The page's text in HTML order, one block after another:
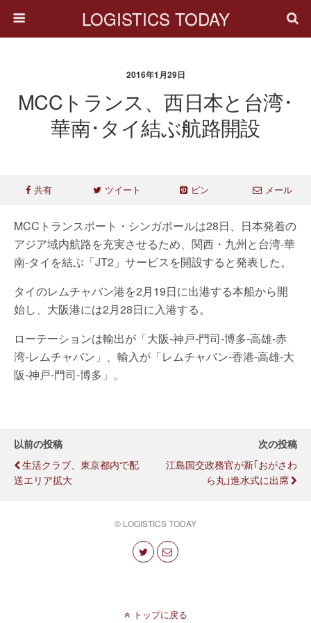
LOGISTICS TODAY
2016年1月29日
MCCトランス、西日本と台湾･
華南･タイ結ぶ航路開設
共有 ツイート ピン メール
MCCトランスポート・シンガポールは28日、日本発着の
アジア域内航路を充実させるため、関西・九州と台湾-華
南-タイを結ぶ「JT2」サービスを開設すると発表した。
タイのレムチャバン港を2月19日に出港する本船から開
始し、大阪港には2月28日に入港する。
ローテーションは輸出が「大阪-神戸-門司-博多-高雄-赤
湾-レムチャバン」、輸入が「レムチャバン-香港-高雄-大
阪-神戸-門司-博多」。
以前の投稿
生活クラブ、東京都内で配
送エリア拡大
次の投稿
江島国交政務官が新｢おがさわ
ら丸｣進水式に出席
© LOGISTICS TODAY
トップに戻る